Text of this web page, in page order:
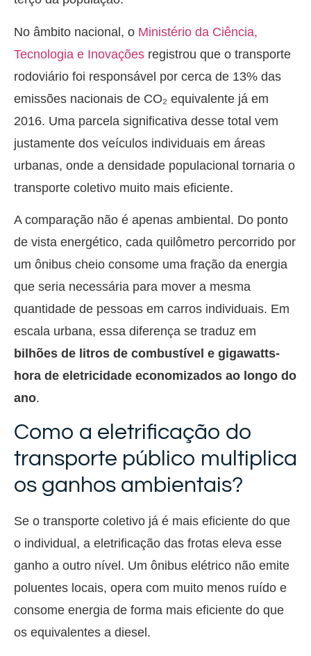
No âmbito nacional, o Ministério da Ciência,
Tecnologia e Inovações registrou que o transporte
rodoviário foi responsável por cerca de 13% das
emissões nacionais de CO₂ equivalente já em
2016. Uma parcela significativa desse total vem
justamente dos veículos individuais em áreas
urbanas, onde a densidade populacional tornaria o
transporte coletivo muito mais eficiente.
A comparação não é apenas ambiental. Do ponto
de vista energético, cada quilômetro percorrido por
um ônibus cheio consome uma fração da energia
que seria necessária para mover a mesma
quantidade de pessoas em carros individuais. Em
escala urbana, essa diferença se traduz em
bilhões de litros de combustível e gigawatts-
hora de eletricidade economizados ao longo do
ano.
Como a eletrificação do
transporte público multiplica
os ganhos ambientais?
Se o transporte coletivo já é mais eficiente do que
o individual, a eletrificação das frotas eleva esse
ganho a outro nível. Um ônibus elétrico não emite
poluentes locais, opera com muito menos ruído e
consome energia de forma mais eficiente do que
os equivalentes a diesel.